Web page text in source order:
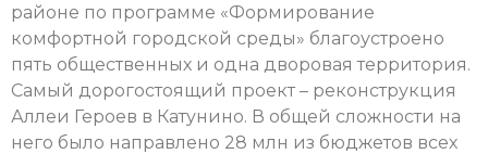
районе по программе «Формирование
комфортной городской среды» благоустроено
пять общественных и одна дворовая территория.
Самый дорогостоящий проект – реконструкция
Аллеи Героев в Катунино. В общей сложности на
него было направлено 28 млн из бюджетов всех